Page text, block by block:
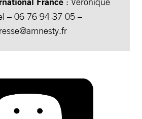
– 06 76 94 37 05 –